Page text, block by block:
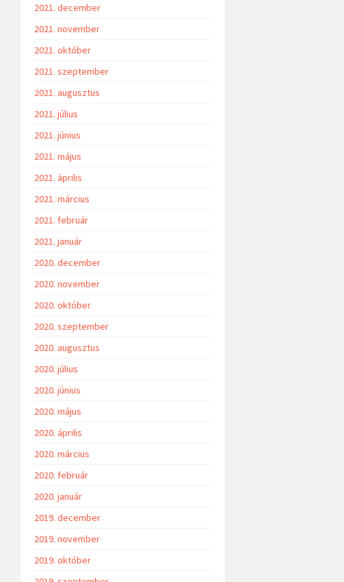
2021. december
2021. november
2021. október
2021. szeptember
2021. augusztus
2021. július
2021. június
2021. május
2021. április
2021. március
2021. február
2021. január
2020. december
2020. november
2020. október
2020. szeptember
2020. augusztus
2020. július
2020. június
2020. május
2020. április
2020. március
2020. február
2020. január
2019. december
2019. november
2019. október